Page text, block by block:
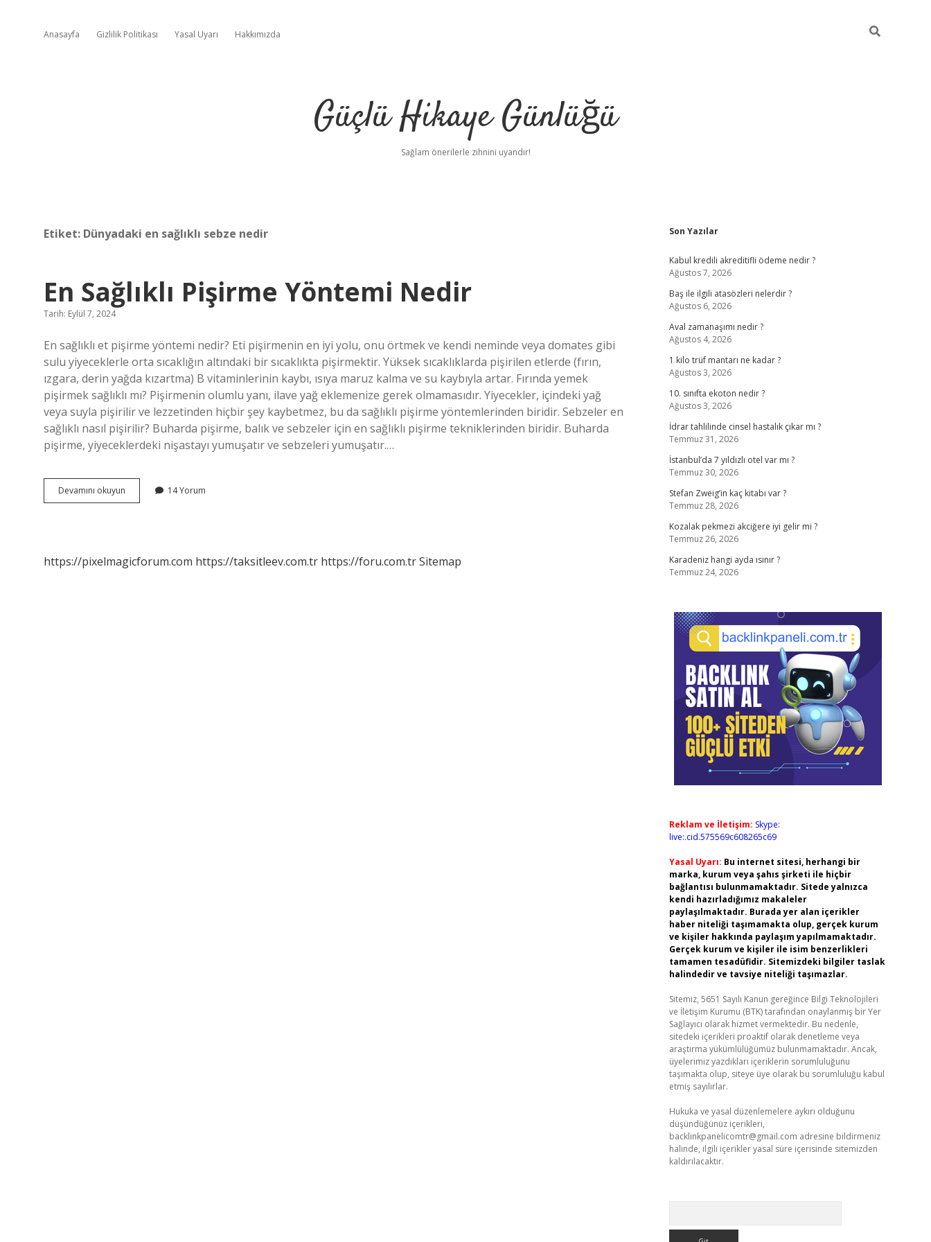
Anasayfa Gizlilik Politikası Yasal Uyarı Hakkımızda
Güçlü Hikaye Günlüğü
Sağlam önerilerle zihnini uyandır!
Etiket: Dünyadaki en sağlıklı sebze nedir
En Sağlıklı Pişirme Yöntemi Nedir
Tarih: Eylül 7, 2024
En sağlıklı et pişirme yöntemi nedir? Eti pişirmenin en iyi yolu, onu örtmek ve kendi neminde veya domates gibi
sulu yiyeceklerle orta sıcaklığın altındaki bir sıcaklıkta pişirmektir. Yüksek sıcaklıklarda pişirilen etlerde (fırın,
ızgara, derin yağda kızartma) B vitaminlerinin kaybı, ısıya maruz kalma ve su kaybıyla artar. Fırında yemek
pişirmek sağlıklı mı? Pişirmenin olumlu yanı, ilave yağ eklemenize gerek olmamasıdır. Yiyecekler, içindeki yağ
veya suyla pişirilir ve lezzetinden hiçbir şey kaybetmez, bu da sağlıklı pişirme yöntemlerinden biridir. Sebzeler en
sağlıklı nasıl pişirilir? Buharda pişirme, balık ve sebzeler için en sağlıklı pişirme tekniklerinden biridir. Buharda
pişirme, yiyeceklerdeki nişastayı yumuşatır ve sebzeleri yumuşatır.…
Devamını okuyun
Sağlıklı
14 Yorum
https://pixelmagicforum.com https://taksitleev.com.tr https://foru.com.trSitemap
Sidebar
Son Yazılar
Kabul kredili akreditifli ödeme nedir ?
Ağustos 7, 2026
Baş ile ilgili atasözleri nelerdir ?
Ağustos 6, 2026
Aval zamanaşımı nedir ?
Ağustos 4, 2026
1 kilo trüf mantarı ne kadar ?
Ağustos 3, 2026
10. sınıfta ekoton nedir ?
Ağustos 3, 2026
İdrar tahlilinde cinsel hastalık çıkar mı ?
Temmuz 31, 2026
İstanbul’da 7 yıldızlı otel var mı ?
Temmuz 30, 2026
Stefan Zweig’in kaç kitabı var ?
Temmuz 28, 2026
Kozalak pekmezi akciğere iyi gelir mi ?
Temmuz 26, 2026
Karadeniz hangi ayda ısınır ?
Temmuz 24, 2026
Reklam ve İletişim: Skype:
live:.cid.575569c608265c69
Yasal Uyarı: Bu internet sitesi, herhangi bir
marka, kurum veya şahıs şirketi ile hiçbir
bağlantısı bulunmamaktadır. Sitede yalnızca
kendi hazırladığımız makaleler
paylaşılmaktadır. Burada yer alan içerikler
haber niteliği taşımamakta olup, gerçek kurum
ve kişiler hakkında paylaşım yapılmamaktadır.
Gerçek kurum ve kişiler ile isim benzerlikleri
tamamen tesadüfidir. Sitemizdeki bilgiler taslak
halindedir ve tavsiye niteliği taşımazlar.
Sitemiz, 5651 Sayılı Kanun gereğince Bilgi Teknolojileri
ve İletişim Kurumu (BTK) tarafından onaylanmış bir Yer
Sağlayıcı olarak hizmet vermektedir. Bu nedenle,
sitedeki içerikleri proaktif olarak denetleme veya
araştırma yükümlülüğümüz bulunmamaktadır. Ancak,
üyelerimiz yazdıkları içeriklerin sorumluluğunu
taşımakta olup, siteye üye olarak bu sorumluluğu kabul
etmiş sayılırlar.
Hukuka ve yasal düzenlemelere aykırı olduğunu
düşündüğünüz içerikleri,
backlinkpanelicomtr@gmail.com adresine bildirmeniz
halinde, ilgili içerikler yasal süre içerisinde sitemizden
kaldırılacaktır.